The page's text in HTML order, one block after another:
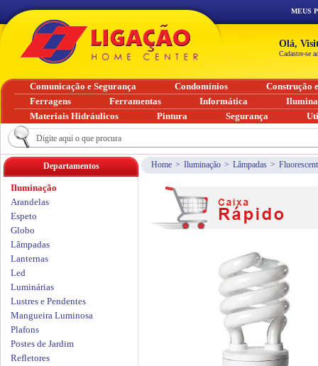
Home > Iluminação > Lâmpadas >
Departamentos
Iluminação
Arandelas
Espeto
Globo
Lâmpadas
Lanternas
Led
Luminárias
Lustres e Pendentes
Mangueira Luminosa
Plafons
Postes de Jardim
Refletores
MEUS
Olá,
Cadastre-se
Comunicação e Segurança Condomínios
Construção
Ferragens
Ferramentas Informática
Materiais Hidráulicos
Pintura Segurança